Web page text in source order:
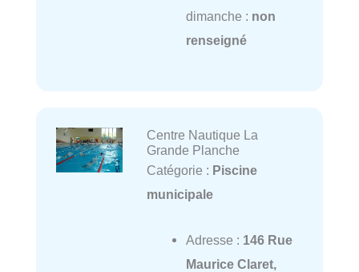
dimanche : non
renseigné
Centre Nautique La
Grande Planche
Catégorie : Piscine
municipale
Adresse : 146 Rue
Maurice Claret,